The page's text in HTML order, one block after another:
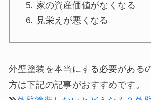
家の資産価値がなくなる
見栄えが悪くなる
外壁塗装を本当にする必要がある
方は下記の記事がおすすめです。